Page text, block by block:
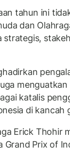
tahun ini
dan
strategis,
katalis
di kancah
Erick Thohir
Grand Prix of